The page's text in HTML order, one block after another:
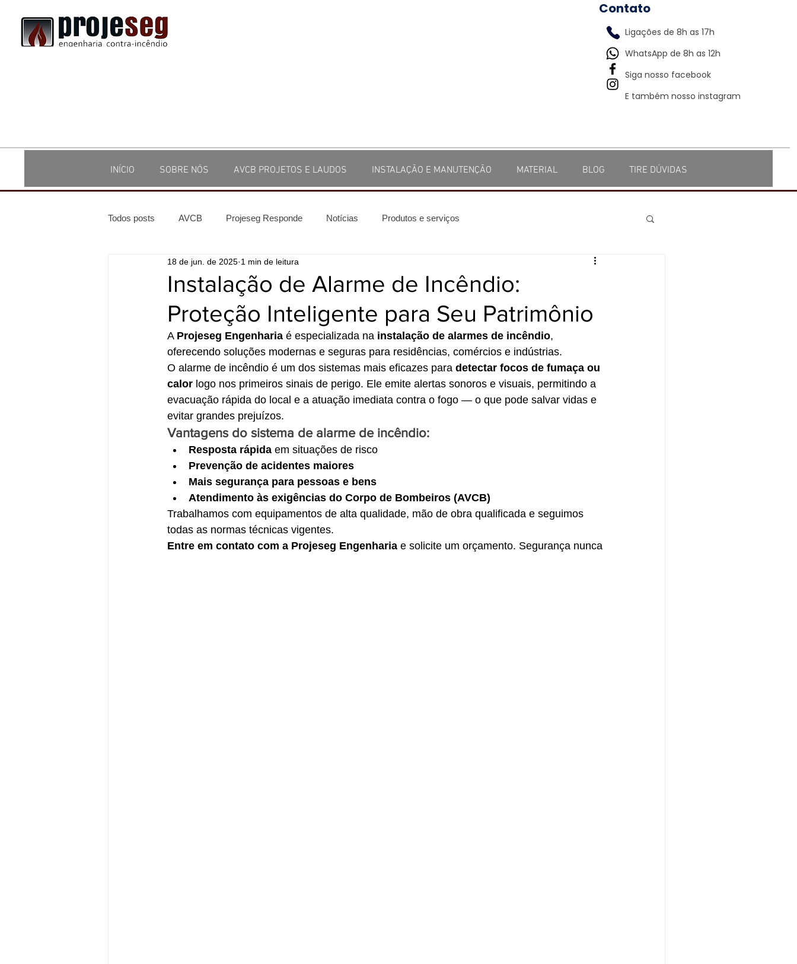
Contato
Ligações de 8h as 17h
WhatsApp de 8h as 12h
Siga nosso facebook
E também nosso instagram
INÍCIO SOBRE NÓS AVCB PROJETOS E LAUDOS INSTALAÇÃO E MANUTENÇÃO MATERIAL BLOG TIRE DÚVIDAS
Todos posts AVCB Projeseg Responde Notícias Produtos e serviços
Instalação de Alarme de Incêndio:
Proteção Inteligente para Seu Patrimônio
18 de jun. de 2025 1 min de leitura
A Projeseg Engenharia é especializada na instalação de alarmes de incêndio,
oferecendo soluções modernas e seguras para residências, comércios e indústrias.
O alarme de incêndio é um dos sistemas mais eficazes para detectar focos de fumaça ou
calor logo nos primeiros sinais de perigo. Ele emite alertas sonoros e visuais, permitindo a
evacuação rápida do local e a atuação imediata contra o fogo — o que pode salvar vidas e
evitar grandes prejuízos.
Vantagens do sistema de alarme de incêndio:
Resposta rápida em situações de risco
Prevenção de acidentes maiores
Mais segurança para pessoas e bens
Atendimento às exigências do Corpo de Bombeiros (AVCB)
Trabalhamos com equipamentos de alta qualidade, mão de obra qualificada e seguimos
todas as normas técnicas vigentes.
Entre em contato com a Projeseg Engenharia e solicite um orçamento. Segurança nunca